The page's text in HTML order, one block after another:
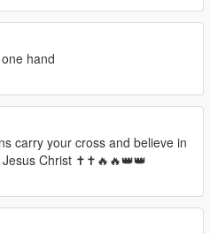
hand
carry your cross and believe in
Christ ✝✝🔥🔥👑👑